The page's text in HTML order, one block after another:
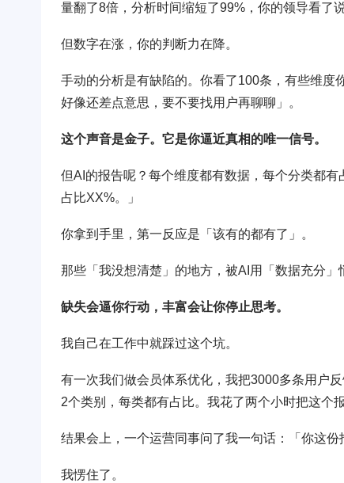
量翻了8倍，分析时间缩短了99%，你的领导看了
但数字在涨，你的判断力在降。
手动的分析是有缺陷的。你看了100条，有些维度
好像还差点意思，要不要找用户再聊聊」。
这个声音是金子。它是你逼近真相的唯一信号。
但AI的报告呢？每个维度都有数据，每个分类都
占比XX%。」
你拿到手里，第一反应是「该有的都有了」。
那些「我没想清楚」的地方，被AI用「数据充分
缺失会逼你行动，丰富会让你停止思考。
我自己在工作中就踩过这个坑。
有一次我们做会员体系优化，我把3000多条用户
2个类别，每类都有占比。我花了两个小时把这个
结果会上，一个运营同事问了我一句话：「你这
我愣住了。